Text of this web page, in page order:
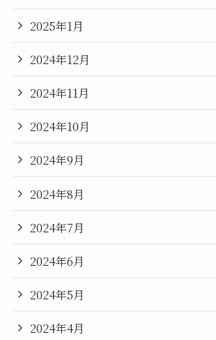
2025年1月
2024年12月
2024年11月
2024年10月
2024年9月
2024年8月
2024年7月
2024年6月
2024年5月
2024年4月